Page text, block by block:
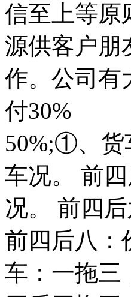
信至上等原
源供客户朋
作。公司有
付30%
50%;①、货
车况。 前
况。 前四
前四后八：
车：一拖三